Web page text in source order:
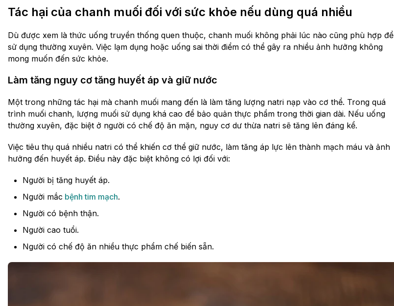
Tác hại của chanh muối đối với sức khỏe nếu dùng quá nhiều
Dù được xem là thức uống truyền thống quen thuộc, chanh muối không phải lúc nào cũng phù hợp để
sử dụng thường xuyên. Việc lạm dụng hoặc uống sai thời điểm có thể gây ra nhiều ảnh hưởng không
mong muốn đến sức khỏe.
Làm tăng nguy cơ tăng huyết áp và giữ nước
Một trong những tác hại mà chanh muối mang đến là làm tăng lượng natri nạp vào cơ thể. Trong quá
trình muối chanh, lượng muối sử dụng khá cao để bảo quản thực phẩm trong thời gian dài. Nếu uống
thường xuyên, đặc biệt ở người có chế độ ăn mặn, nguy cơ dư thừa natri sẽ tăng lên đáng kể.
Việc tiêu thụ quá nhiều natri có thể khiến cơ thể giữ nước, làm tăng áp lực lên thành mạch máu và ảnh
hưởng đến huyết áp. Điều này đặc biệt không có lợi đối với:
Người bị tăng huyết áp.
Người mắc bệnh tim mạch.
Người có bệnh thận.
Người cao tuổi.
Người có chế độ ăn nhiều thực phẩm chế biến sẵn.